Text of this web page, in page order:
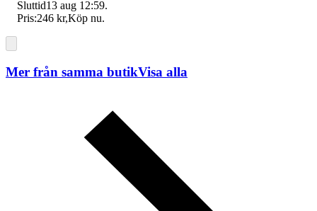
Sluttid13 aug 12:59.
Pris:246 kr,Köp nu.
Mer från samma butikVisa alla